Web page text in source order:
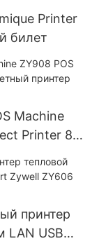
Printer
билет
Machine
Printer 80
принтер
LAN USB